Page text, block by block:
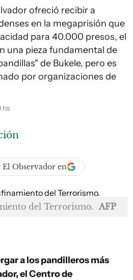
ofreció recibir a
en la megaprisión que
para 40.000 presos, el
una pieza fundamental de
de Bukele, pero es
por organizaciones de
hs
El Observador en
del Terrorismo. AFP
a los pandilleros más
el Centro de